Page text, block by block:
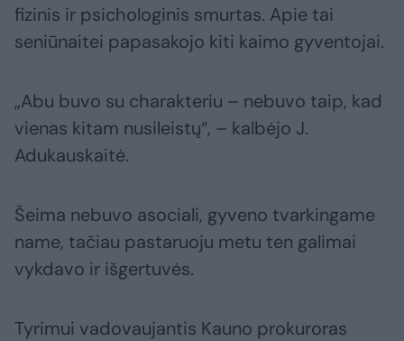
fizinis ir psichologinis smurtas. Apie tai
seniūnaitei papasakojo kiti kaimo gyventojai.
„Abu buvo su charakteriu – nebuvo taip, kad
vienas kitam nusileistų“, – kalbėjo J.
Adukauskaitė.
Šeima nebuvo asociali, gyveno tvarkingame
name, tačiau pastaruoju metu ten galimai
vykdavo ir išgertuvės.
Tyrimui vadovaujantis Kauno prokuroras